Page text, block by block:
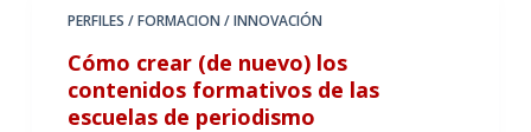
PERFILES / FORMACION / INNOVACIÓN
Cómo crear (de nuevo) los
contenidos formativos de las
escuelas de periodismo